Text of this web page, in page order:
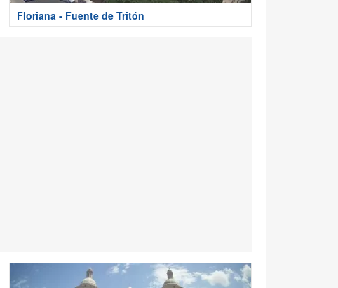
Floriana - Fuente de Tritón